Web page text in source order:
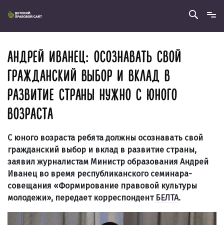
АНДРЕЙ ИВАНЕЦ: ОСОЗНАВАТЬ СВОЙ
ГРАЖДАНСКИЙ ВЫБОР И ВКЛАД В
РАЗВИТИЕ СТРАНЫ НУЖНО С ЮНОГО
ВОЗРАСТА
С юного возраста ребята должны осознавать свой
гражданский выбор и вклад в развитие страны,
заявил журналистам Министр образования Андрей
Иванец во время республиканского семинара-
совещания «Формирование правовой культуры
молодежи», передает корреспондент БЕЛТА.